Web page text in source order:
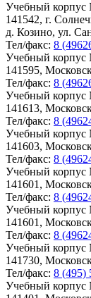
Учебный корпус
141542, г.
д. Козино, ул.
Тел/факс: 8
Учебный
141595,
Тел/факс: 8
Учебный
141613,
Тел/факс: 8
Учебный
141603,
Тел/факс: 8
Учебный
141601,
Тел/факс: 8
Учебный
141601,
Тел/факс: 8
Учебный
141730,
Тел/факс: 8 (495)
Учебный